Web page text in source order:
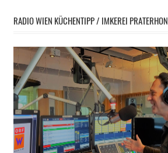
RADIO WIEN KÜCHENTIPP / IMKEREI